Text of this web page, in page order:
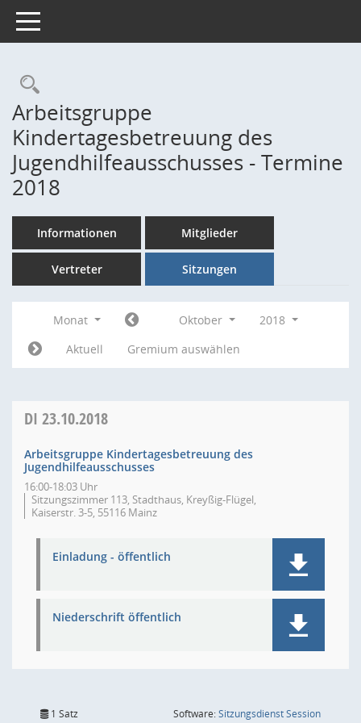
Toggle navigation
Rechercheauswahl
Arbeitsgruppe
Kindertagesbetreuung des
Jugendhilfeausschusses - Termine
2018
Informationen Mitglieder
Vertreter Sitzungen
Monat Oktober
2018
Aktuell
Gremium auswählen
DI 23.10.2018
Arbeitsgruppe Kindertagesbetreuung des
Jugendhilfeausschusses
16:00-18:03 Uhr
Sitzungszimmer 113, Stadthaus, Kreyßig-Flügel,
Kaiserstr. 3-5, 55116 Mainz
Einladung - öffentlich
Niederschrift öffentlich
1 Satz Software:SitzungsdienstSession(Wird in